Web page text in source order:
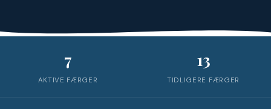
7
AKTIVE FÆRGER
13
TIDLIGERE FÆRGER